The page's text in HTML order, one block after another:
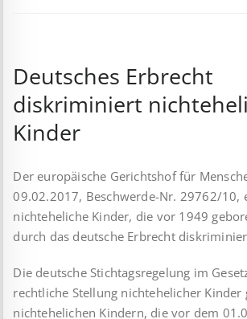
Deutsches Erbrecht
diskriminiert
Kinder
Der europäische Gerichtshof für
09.02.2017, Beschwerde-Nr. 29762/10,
nichteheliche Kinder, die vor 1949
durch das deutsche Erbrecht
Die deutsche Stichtagsregelung im
rechtliche Stellung nichtehelicher Kinder
nichtehelichen Kindern, die vor dem